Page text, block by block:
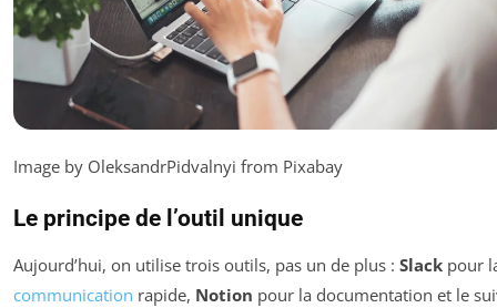
Image by OleksandrPidvalnyi from Pixabay
Le principe de l’outil unique
Aujourd’hui, on utilise trois outils, pas un de plus : Slack pour
communication rapide, Notion pour la documentation et le